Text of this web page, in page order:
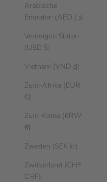
Arabische
Emiraten (AED د.إ)
Verenigde Staten
(USD $)
Vietnam (VND ₫)
Zuid-Afrika (EUR
€)
Zuid-Korea (KRW
₩)
Zweden (SEK kr)
Zwitserland (CHF
CHF)